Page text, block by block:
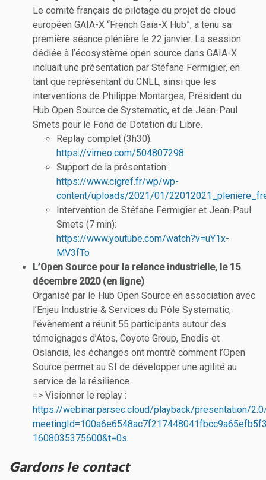
Le comité français de pilotage du projet de cloud
européen GAIA-X “French Gaia-X Hub”, a tenu sa
première séance plénière le 22 janvier. La session
dédiée à l’écosystème open source dans GAIA-X
incluait une présentation par Stéfane Fermigier, en
tant que représentant du CNLL, ainsi que les
interventions de Philippe Montarges, Président du
Hub Open Source de Systematic, et de Jean-Paul
Smets pour le Fond de Dotation du Libre.
Replay complet (3h30):
https://vimeo.com/504807298
Support de la présentation:
https://www.cigref.fr/wp/wp-
content/uploads/2021/01/
Intervention de Stéfane Fermigier et Jean-Paul
Smets (7 min):
https://www.youtube.com/watch?v=uY1x-
MV3fTo
L’Open Source pour la relance industrielle, le 15
décembre 2020 (en ligne)
Organisé par le Hub Open Source en association avec
l’Enjeu Industrie & Services du Pôle Systematic,
l’évènement a réunit 55 participants autour des
témoignages d’Atos, Coyote Group, Enedis et
Oslandia, les échanges ont montré comment l’Open
Source permet au SI de développer une agilité au
service de la résilience.
=> Visionner le replay :
https://webinar.parsec.cloud/playback/presentation/
1608035375600&t=0s
Gardons le contact